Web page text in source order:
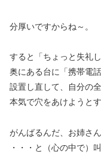
分厚いですからね～。
すると「ちょっと失礼
奥にある台に「携帯電
設置し直して、自分の
本気で穴をあけようと
がんばるんだ、お姉さん
・・・と（心の中で）